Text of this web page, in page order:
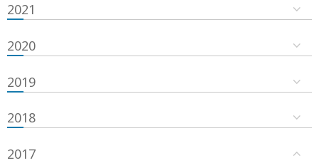
2021
2020
2019
2018
2017